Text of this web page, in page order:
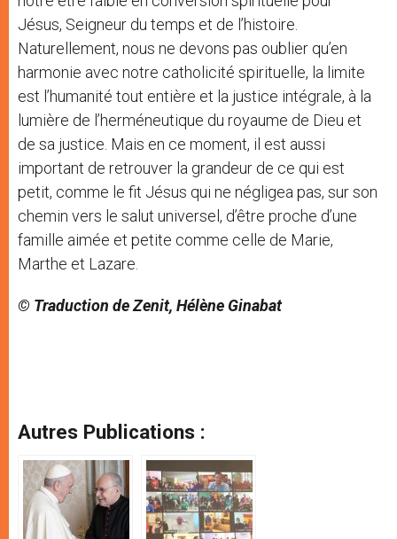
Jésus, Seigneur du temps et de l’histoire.
Naturellement, nous ne devons pas oublier qu’en
harmonie avec notre catholicité spirituelle, la limite
est l’humanité tout entière et la justice intégrale, à la
lumière de l’herméneutique du royaume de Dieu et
de sa justice. Mais en ce moment, il est aussi
important de retrouver la grandeur de ce qui est
petit, comme le fit Jésus qui ne négligea pas, sur son
chemin vers le salut universel, d’être proche d’une
famille aimée et petite comme celle de Marie,
Marthe et Lazare.
© Traduction de Zenit, Hélène Ginabat
Autres Publications :